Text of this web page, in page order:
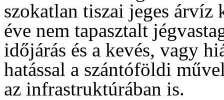
szokatlan tiszai jeges árvíz
éve nem tapasztalt
időjárás és a kevés, vagy
hatással a szántóföldi
az infrastruktúrában is.